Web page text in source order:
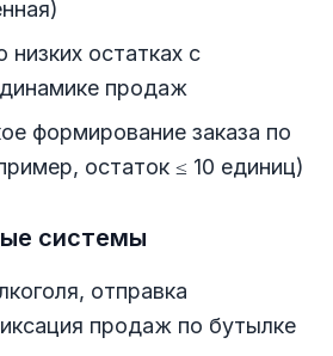
остатках с
продаж
формирование заказа по
остаток ≤ 10 единиц)
системы
отправка
продаж по бутылке